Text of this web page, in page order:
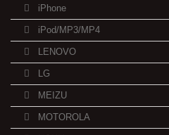
iPhone
iPod/MP3/MP4
LENOVO
LG
MEIZU
MOTOROLA